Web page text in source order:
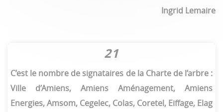
Ingrid Lemaire
21
C’est le nombre de signataires de la Charte de l’arbre :
Ville d’Amiens, Amiens Aménagement, Amiens
Energies, Amsom, Cegelec, Colas, Coretel, Eiffage, Elag